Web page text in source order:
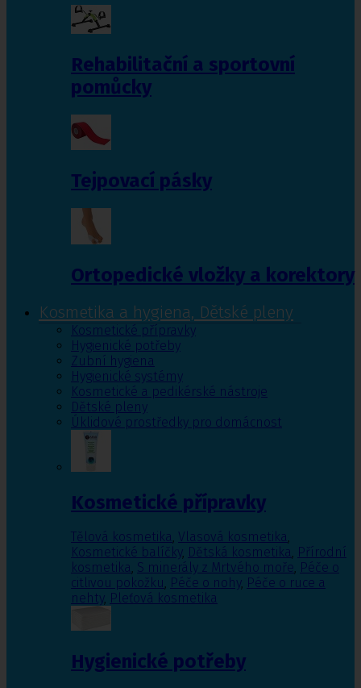
Rehabilitační a sportovní
pomůcky
Tejpovací pásky
Ortopedické vložky a korektory
Kosmetika a hygiena, Dětské pleny
Kosmetické přípravky
Hygienické potřeby
Zubní hygiena
Hygienické systémy
Kosmetické a pedikérské nástroje
Dětské pleny
Úklidové prostředky pro domácnost
Kosmetické přípravky
Tělová kosmetika, Vlasová kosmetika,
Kosmetické balíčky, Dětská kosmetika, Přírodní
kosmetika, S minerály z Mrtvého moře, Péče o
citlivou pokožku, Péče o nohy, Péče o ruce a
nehty, Pleťová kosmetika
Hygienické potřeby